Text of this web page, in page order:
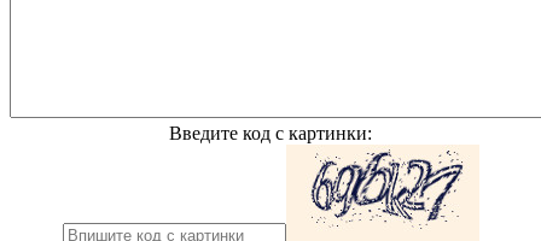
Введите код с картинки: